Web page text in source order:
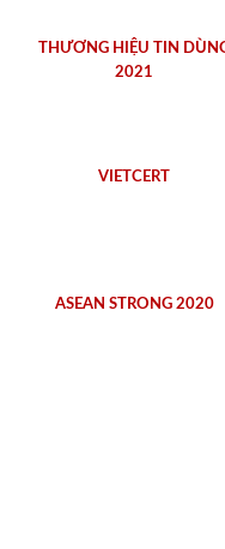
THƯƠNG HIỆU TIN
2021
VIETCERT
ASEAN STRONG 2020